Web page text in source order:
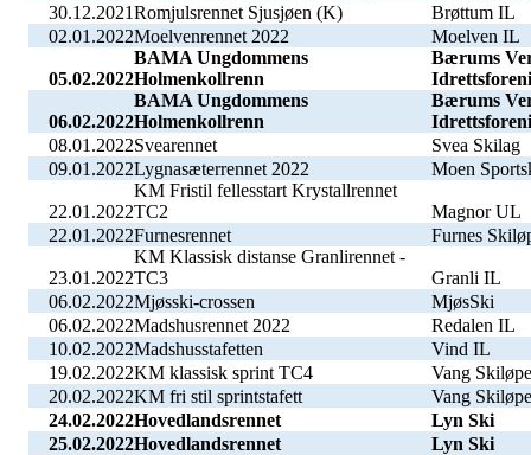
30.12.2021Romjulsrennet Sjusjøen (K)
Brøttum IL
02.01.2022Moelvenrennet 2022 Moelven IL
05.02.2022
BAMA Ungdommens
Holmenkollrenn
Bærums
06.02.2022
BAMA Ungdommens
Holmenkollrenn
Bærums
08.01.2022Svearennet
Svea Skilag
09.01.2022Lygnasæterrennet 2022 Moen
22.01.2022
KM Fristil fellesstart Krystallrennet
TC2
Magnor UL
22.01.2022Furnesrennet Furnes
23.01.2022
KM Klassisk distanse Granlirennet -
TC3
Granli IL
06.02.2022Mjøsski-crossen
MjøsSki
06.02.2022Madshusrennet 2022
Redalen IL
10.02.2022Madshusstafetten
Vind IL
19.02.2022KM klassisk sprint TC4
Vang
20.02.2022KM fri stil sprintstafett
Vang
24.02.2022Hovedlandsrennet
Lyn Ski
25.02.2022Hovedlandsrennet
Lyn Ski